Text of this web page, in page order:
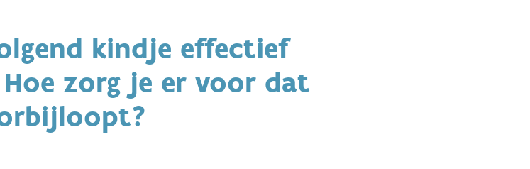
kindje effectief
zorg je er voor dat